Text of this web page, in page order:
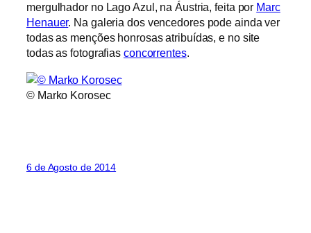
mergulhador no Lago Azul, na Áustria, feita por Marc
Henauer. Na galeria dos vencedores pode ainda ver
todas as menções honrosas atribuídas, e no site
todas as fotografias concorrentes.
© Marko Korosec
6 de Agosto de 2014